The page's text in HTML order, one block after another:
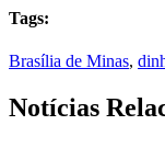
Tags:
Brasília de Minas,
Notícias